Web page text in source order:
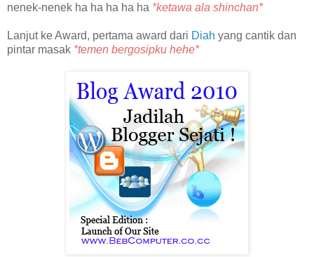
nenek-nenek ha ha ha ha ha *ketawa ala shinchan*
Lanjut ke Award, pertama award dari Diah yang cantik dan
pintar masak *temen bergosipku hehe*